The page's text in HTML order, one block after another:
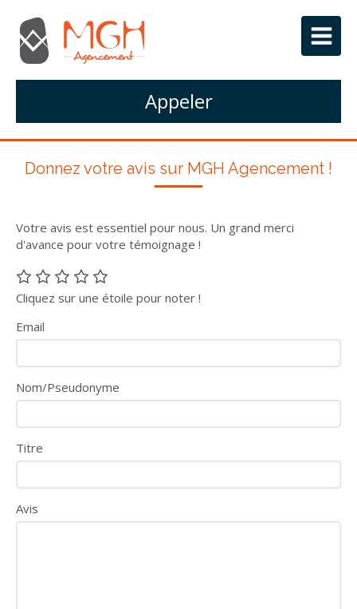
Appeler
Donnez votre avis sur MGH Agencement !
Votre avis est essentiel pour nous. Un grand merci
d'avance pour votre témoignage !
Cliquez sur une étoile pour noter !
Email
Nom/Pseudonyme
Titre
Avis